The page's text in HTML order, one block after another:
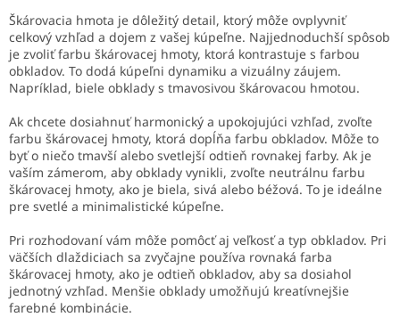
Škárovacia hmota je dôležitý detail, ktorý môže ovplyvniť
celkový vzhľad a dojem z vašej kúpeľne. Najjednoduchší spôsob
je zvoliť farbu škárovacej hmoty, ktorá kontrastuje s farbou
obkladov. To dodá kúpeľni dynamiku a vizuálny záujem.
Napríklad, biele obklady s tmavosivou škárovacou hmotou.
Ak chcete dosiahnuť harmonický a upokojujúci vzhľad, zvoľte
farbu škárovacej hmoty, ktorá dopĺňa farbu obkladov. Môže to
byť o niečo tmavší alebo svetlejší odtieň rovnakej farby. Ak je
vaším zámerom, aby obklady vynikli, zvoľte neutrálnu farbu
škárovacej hmoty, ako je biela, sivá alebo béžová. To je ideálne
pre svetlé a minimalistické kúpeľne.
Pri rozhodovaní vám môže pomôcť aj veľkosť a typ obkladov. Pri
väčších dlaždiciach sa zvyčajne používa rovnaká farba
škárovacej hmoty, ako je odtieň obkladov, aby sa dosiahol
jednotný vzhľad. Menšie obklady umožňujú kreatívnejšie
farebné kombinácie.